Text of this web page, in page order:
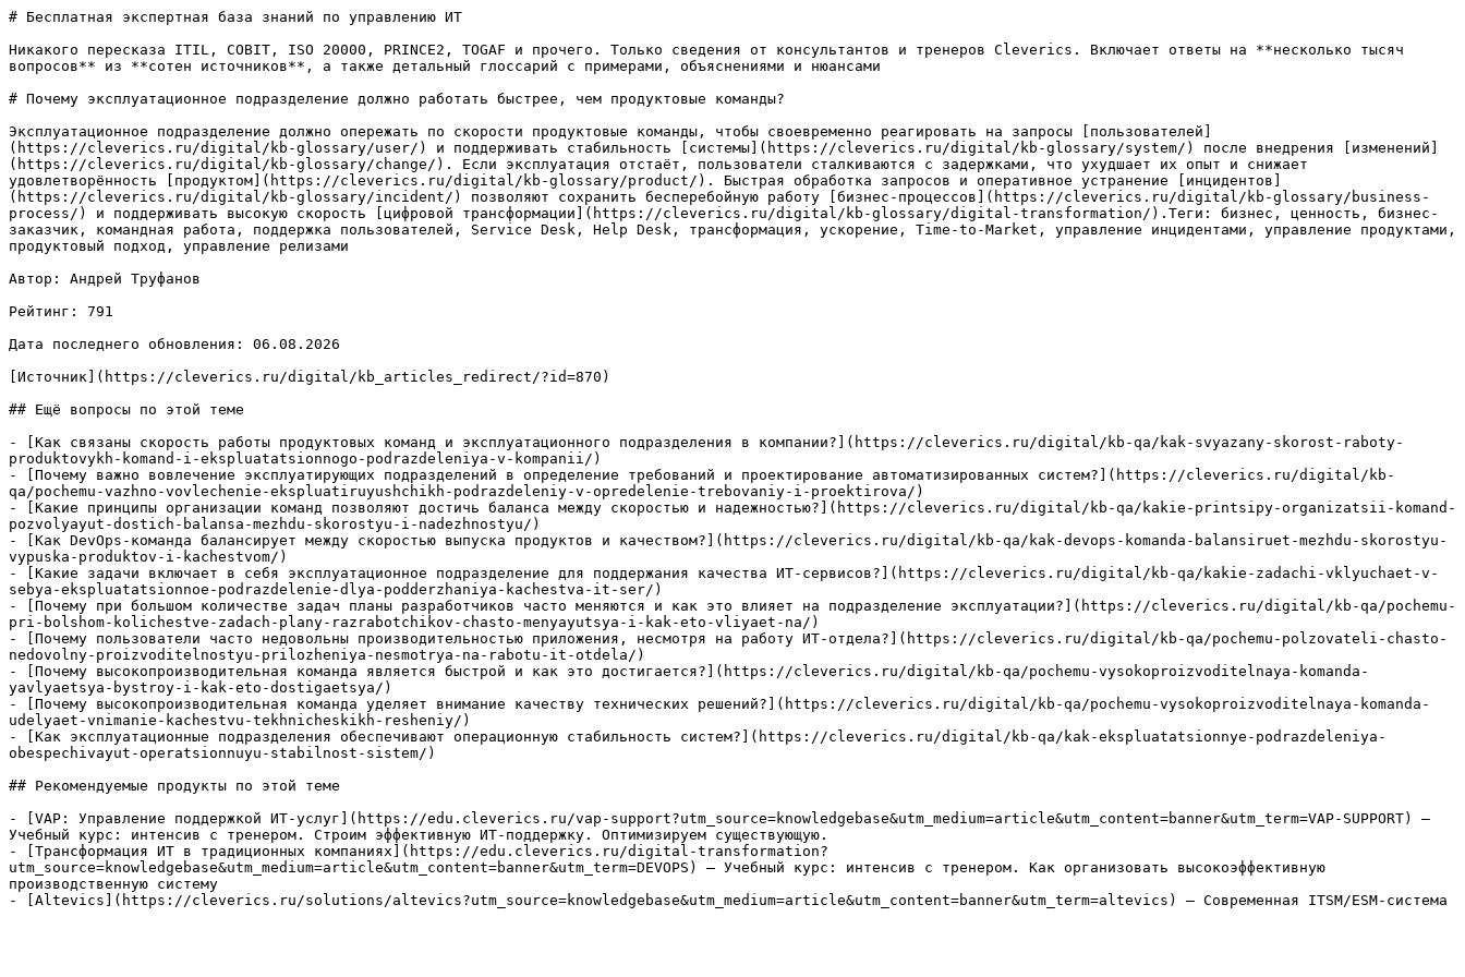
# Бесплатная экспертная база знаний по управлению ИТ
Никакого пересказа ITIL, COBIT, ISO 20000, PRINCE2, TOGAF и прочего. Только сведения от консультантов и тренеров Cleverics. Включает ответы на **несколько тысяч
вопросов** из **сотен источников**, а также детальный глоссарий с примерами, объяснениями и нюансами
# Почему эксплуатационное подразделение должно работать быстрее, чем продуктовые команды?
Эксплуатационное подразделение должно опережать по скорости продуктовые команды, чтобы своевременно реагировать на запросы [пользователей]
(https://cleverics.ru/digital/kb-glossary/user/) и поддерживать стабильность [системы](https://cleverics.ru/digital/kb-glossary/system/) после внедрения [изменений]
(https://cleverics.ru/digital/kb-glossary/change/). Если эксплуатация отстаёт, пользователи сталкиваются с задержками, что ухудшает их опыт и снижает
удовлетворённость [продуктом](https://cleverics.ru/digital/kb-glossary/product/). Быстрая обработка запросов и оперативное устранение [инцидентов]
(https://cleverics.ru/digital/kb-glossary/incident/) позволяют сохранить бесперебойную работу [бизнес-процессов](https://cleverics.ru/digital/kb-glossary/business-
process/) и поддерживать высокую скорость [цифровой трансформации](https://cleverics.ru/digital/kb-glossary/digital-transformation/).Теги: бизнес, ценность, бизнес-
заказчик, командная работа, поддержка пользователей, Service Desk, Help Desk, трансформация, ускорение, Time-to-Market, управление инцидентами, управление продуктами,
продуктовый подход, управление релизами
Автор: Андрей Труфанов
Рейтинг: 791
Дата последнего обновления: 06.08.2026
[Источник](https://cleverics.ru/digital/kb_articles_redirect/?id=870)
## Ещё вопросы по этой теме
- [Как связаны скорость работы продуктовых команд и эксплуатационного подразделения в компании?](https://cleverics.ru/digital/kb-qa/kak-svyazany-skorost-raboty-
produktovykh-komand-i-ekspluatatsionnogo-podrazdeleniya-v-kompanii/)
- [Почему важно вовлечение эксплуатирующих подразделений в определение требований и проектирование автоматизированных систем?](https://cleverics.ru/digital/kb-
qa/pochemu-vazhno-vovlechenie-ekspluatiruyushchikh-podrazdeleniy-v-opredelenie-trebovaniy-i-proektirova/)
- [Какие принципы организации команд позволяют достичь баланса между скоростью и надежностью?](https://cleverics.ru/digital/kb-qa/kakie-printsipy-organizatsii-komand-
pozvolyayut-dostich-balansa-mezhdu-skorostyu-i-nadezhnostyu/)
- [Как DevOps-команда балансирует между скоростью выпуска продуктов и качеством?](https://cleverics.ru/digital/kb-qa/kak-devops-komanda-balansiruet-mezhdu-skorostyu-
vypuska-produktov-i-kachestvom/)
- [Какие задачи включает в себя эксплуатационное подразделение для поддержания качества ИТ-сервисов?](https://cleverics.ru/digital/kb-qa/kakie-zadachi-vklyuchaet-v-
sebya-ekspluatatsionnoe-podrazdelenie-dlya-podderzhaniya-kachestva-it-ser/)
- [Почему при большом количестве задач планы разработчиков часто меняются и как это влияет на подразделение эксплуатации?](https://cleverics.ru/digital/kb-qa/pochemu-
pri-bolshom-kolichestve-zadach-plany-razrabotchikov-chasto-menyayutsya-i-kak-eto-vliyaet-na/)
- [Почему пользователи часто недовольны производительностью приложения, несмотря на работу ИТ-отдела?](https://cleverics.ru/digital/kb-qa/pochemu-polzovateli-chasto-
nedovolny-proizvoditelnostyu-prilozheniya-nesmotrya-na-rabotu-it-otdela/)
- [Почему высокопроизводительная команда является быстрой и как это достигается?](https://cleverics.ru/digital/kb-qa/pochemu-vysokoproizvoditelnaya-komanda-
yavlyaetsya-bystroy-i-kak-eto-dostigaetsya/)
- [Почему высокопроизводительная команда уделяет внимание качеству технических решений?](https://cleverics.ru/digital/kb-qa/pochemu-vysokoproizvoditelnaya-komanda-
udelyaet-vnimanie-kachestvu-tekhnicheskikh-resheniy/)
- [Как эксплуатационные подразделения обеспечивают операционную стабильность систем?](https://cleverics.ru/digital/kb-qa/kak-ekspluatatsionnye-podrazdeleniya-
obespechivayut-operatsionnuyu-stabilnost-sistem/)
## Рекомендуемые продукты по этой теме
- [VAP: Управление поддержкой ИТ-услуг](https://edu.cleverics.ru/vap-support?utm_source=knowledgebase&utm_medium=article&utm_content=banner&utm_term=VAP-SUPPORT) —
Учебный курс: интенсив с тренером. Строим эффективную ИТ-поддержку. Оптимизируем существующую.
- [Трансформация ИТ в традиционных компаниях](https://edu.cleverics.ru/digital-transformation?
utm_source=knowledgebase&utm_medium=article&utm_content=banner&utm_term=DEVOPS) — Учебный курс: интенсив с тренером. Как организовать высокоэффективную
производственную систему
- [Altevics](https://cleverics.ru/solutions/altevics?utm_source=knowledgebase&utm_medium=article&utm_content=banner&utm_term=altevics) — Современная ITSM/ESM-система